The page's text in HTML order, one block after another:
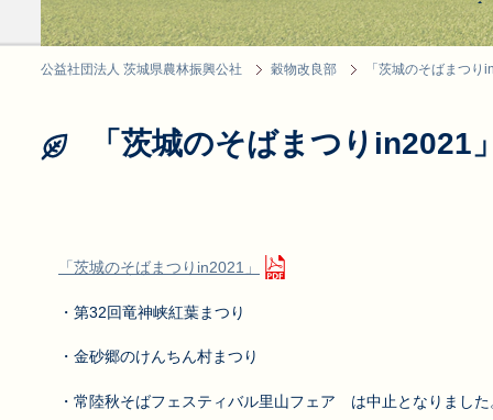
公益社団法人 茨城県農林振興公社 穀物改良部 「茨城のそばまつり
「茨城のそばまつりin2021
「茨城のそばまつりin2021」
・第32回竜神峡紅葉まつり
・金砂郷のけんちん村まつり
・常陸秋そばフェスティバル里山フェア は中止となりました